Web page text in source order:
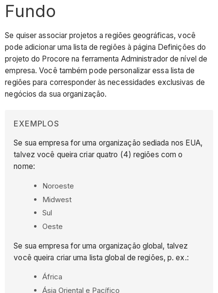
Fundo
Se quiser associar projetos a regiões geográficas, você
pode adicionar uma lista de regiões à página Definições do
projeto do Procore na ferramenta Administrador de nível de
empresa. Você também pode personalizar essa lista de
regiões para corresponder às necessidades exclusivas de
negócios da sua organização.
EXEMPLOS
Se sua empresa for uma organização sediada nos EUA,
talvez você queira criar quatro (4) regiões com o
nome:
Noroeste
Midwest
Sul
Oeste
Se sua empresa for uma organização global, talvez
você queira criar uma lista global de regiões, p. ex.:
África
Ásia Oriental e Pacífico